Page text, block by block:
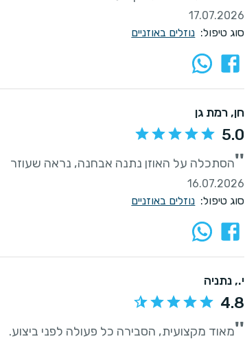
17.07.2026
סוג טיפול: נוזלים באוזניים
חן, רמת גן
5.0
''הסתכלה על האוזן נתנה אבחנה, נראה שעוזר
16.07.2026
סוג טיפול: נוזלים באוזניים
י., נתניה
4.8
''מאוד מקצועית, הסבירה כל פעולה לפני ביצוע.